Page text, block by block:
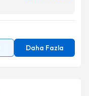
Daha Fazla